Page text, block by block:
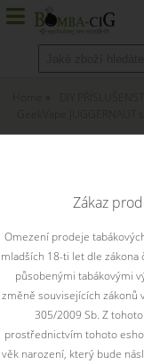
Zákaz
Omezení prodeje
mladších 18-ti let dle
působenými tabákovými
změně souvisejících zákonů
305/2009 Sb. Z
prostřednictvím tohoto
věk narození, který bude